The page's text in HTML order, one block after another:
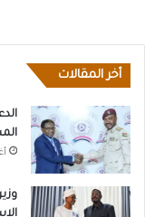
أخر المقالات